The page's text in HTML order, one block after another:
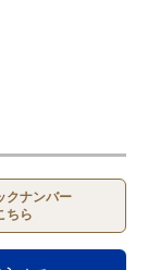
クナンバー
ちら